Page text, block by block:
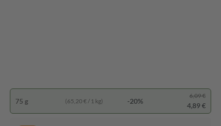
75 g (65,20 € / 1 kg) -20%
6,09 €
4,89 €